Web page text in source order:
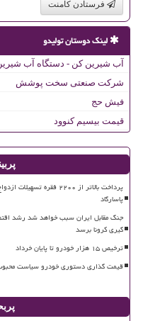
فرستادن کامنت
لینک دوستان تولیدو
آب شیرین کن - دستگاه آب
شرکت صنعتی سخت پوشش
فیش حج
قیمت بیسیم کنوود
پاسارگاد
جنگ مقابل ایران سبب خواهد شد رشد
گیری کرونا برسد
ترخیص ۱۵ هزار خودرو تا پایان خرداد
قیمت گذاری دستوری خودرو سیاست محبوب